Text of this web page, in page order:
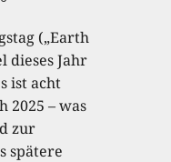
(„Earth
dieses Jahr
ist acht
2025 – was
zur
spätere